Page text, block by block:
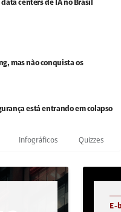
centers de IA no Brasil
mas não conquista os
está entrando em colapso
Infográficos Quizzes
E-